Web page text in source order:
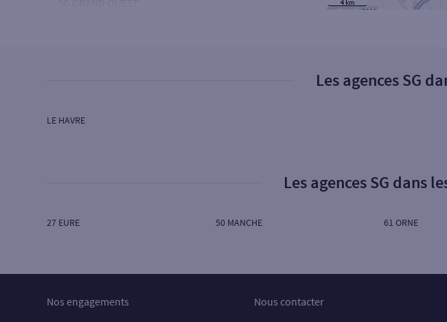
5
4 RUE DES LOGETTES
Ouvert aujourd’hui :
Les agences SG
LE HAVRE
Les agences SG dans
27 EURE 50 MANCHE 61 ORNE
Nos engagements Nous contacter